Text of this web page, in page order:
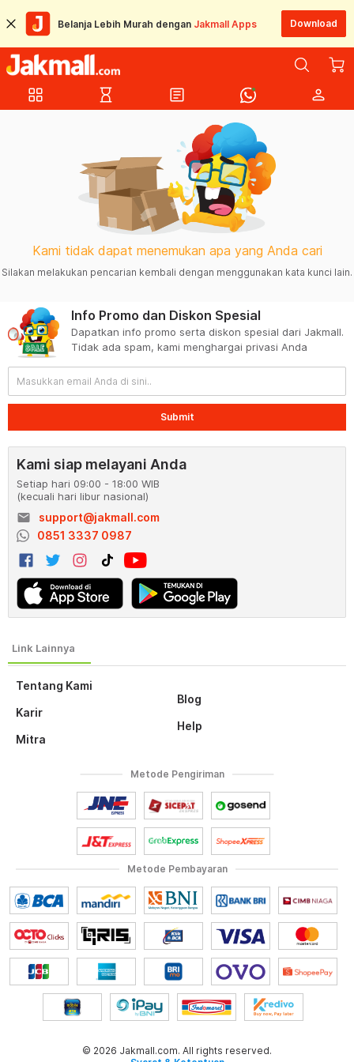
Belanja Lebih Murah dengan Jakmall Apps Download
grid_view hourglass_empty article person
Kami tidak dapat menemukan apa yang Anda cari
Silakan melakukan pencarian kembali dengan menggunakan kata kunci lain.
Tentang Kami
Karir
Mitra
Blog
Help
Info Promo dan Diskon Spesial
Dapatkan info promo serta diskon spesial dari Jakmall.
Tidak ada spam, kami menghargai privasi Anda
Submit
Kami siap melayani Anda
Setiap hari 09:00 - 18:00 WIB
(kecuali hari libur nasional)
email
support@jakmall.com
0851 3337 0987
Metode Pembayaran
Metode Pengiriman
© 2026 Jakmall.com. All rights reserved.